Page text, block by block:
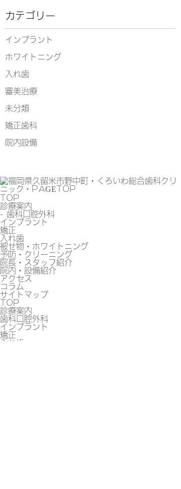
カテゴリー
インプラント
ホワイトニング
入れ歯
審美治療
未分類
矯正歯科
院内設備
TOP
診療案内
- 歯科口腔外科
インプラント
矯正
入れ歯
被せ物・ホワイトニング
予防・クリーニング
院長・スタッフ紹介
院内・設備紹介
アクセス
コラム
サイトマップ
TOP
診療案内
歯科口腔外科
インプラント
矯正
入れ歯